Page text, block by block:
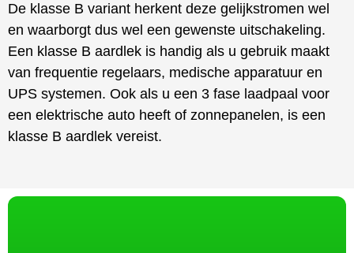
De klasse B variant herkent deze gelijkstromen wel
en waarborgt dus wel een gewenste uitschakeling.
Een klasse B aardlek is handig als u gebruik maakt
van frequentie regelaars, medische apparatuur en
UPS systemen. Ook als u een 3 fase laadpaal voor
een elektrische auto heeft of zonnepanelen, is een
klasse B aardlek vereist.